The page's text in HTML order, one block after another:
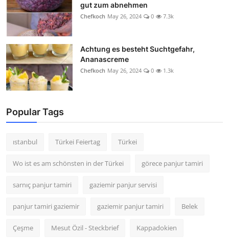
gut zum abnehmen
Chefkoch May 26, 2024 0 7.3k
Achtung es besteht Suchtgefahr,
Ananascreme
Chefkoch May 26, 2024 0 1.3k
Popular Tags
ıstanbul Türkei Feiertag Türkei
Wo ist es am schönsten in der Türkei görece panjur tamiri
sarnıç panjur tamiri gaziemir panjur servisi
panjur tamiri gaziemir gaziemir panjur tamiri Belek
Çeşme Mesut Özil - Steckbrief Kappadokien